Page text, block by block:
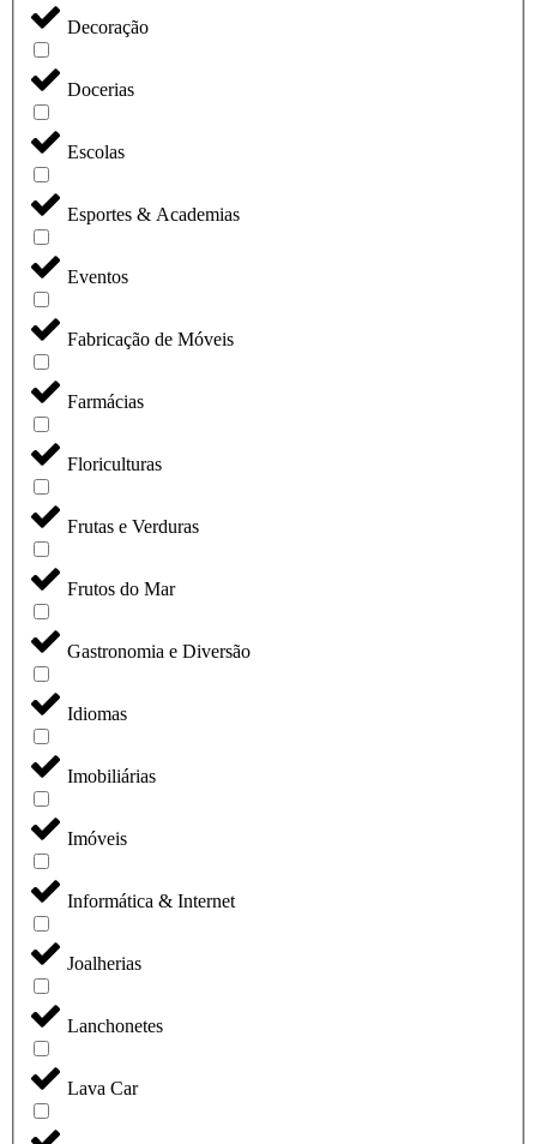
Decoração
Docerias
Escolas
Esportes & Academias
Eventos
Fabricação de Móveis
Farmácias
Floriculturas
Frutas e Verduras
Frutos do Mar
Gastronomia e Diversão
Idiomas
Imobiliárias
Imóveis
Informática & Internet
Joalherias
Lanchonetes
Lava Car